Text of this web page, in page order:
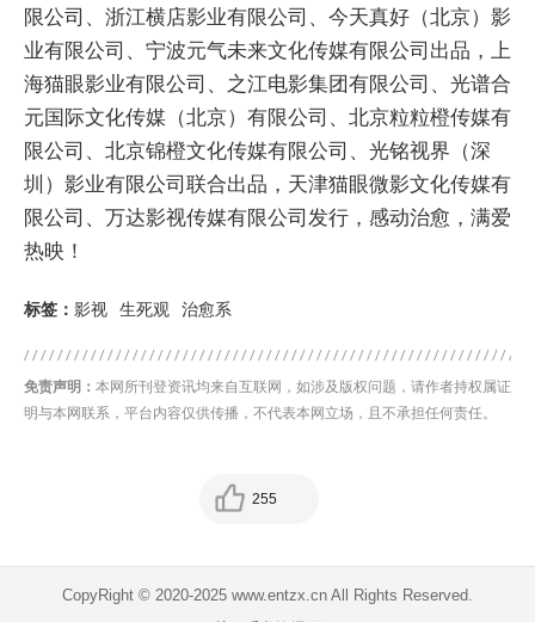
限公司、浙江横店影业有限公司、今天真好（北京）影
业有限公司、宁波元气未来文化传媒有限公司出品，上
海猫眼影业有限公司、之江电影集团有限公司、光谱合
元国际文化传媒（北京）有限公司、北京粒粒橙传媒有
限公司、北京锦橙文化传媒有限公司、光铭视界（深
圳）影业有限公司联合出品，天津猫眼微影文化传媒有
限公司、万达影视传媒有限公司发行，感动治愈，满爱
热映！
标签： 影视 生死观 治愈系
免责声明： 本网所刊登资讯均来自互联网，如涉及版权问题，请作者持权属证
明与本网联系，平台内容仅供传播，不代表本网立场，且不承担任何责任。
255
CopyRight © 2020-2025 www.entzx.cn All Rights Reserved.